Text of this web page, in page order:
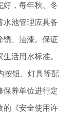
好，每年秋、冬
水池管理应具备
锈、油漆。保证
活用水标准。
按钮、灯具等配
保养单位进行定
的《安全使用许